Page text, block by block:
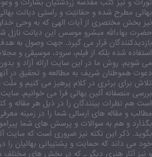
تورات و نیز کتب مقدسه زردشتیان بشارات و
بهائی مطرح شده و حقانیّت و راستی دیانت
نیز بخش مختصری از آیات الهی که به وحی
حضرت بهاءالله مبشرو موسس این دیانت نازل
بازدیدکنندگان قرار می گیرد. جهت وصول به
استفاده شده بلکه از فیلم، سرود، موسیقی و
می شویم. روش ما در این سایت ارائه آزاد و
دعوت هموطنان شریف به مطالعه و تحقیق در
تلاش برای برتری در کلام پرهیز می کنیم و ملّت
بررسی منصفانه آئین بهائی فرا می خوانیم. سایت
است هم نظرات بینندگان را در ذیل هر مقاله و
مطالب و مقاله های ارسالی شما را در زمینه
بگذارد و هم به سوالات و پرسش های شما
بگوید. ذکر این نکته نیز ضروری است که سایت
خود می داند که حمایت و پشتیبانی بهائیان را
و نیز آثار هنری دیگر ـ که در بخش های